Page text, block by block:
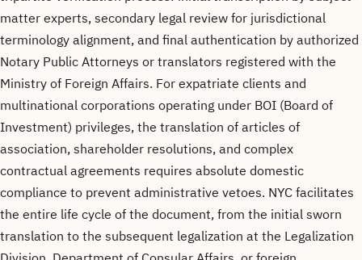
matter experts, secondary legal review for jurisdictional
terminology alignment, and final authentication by authorized
Notary Public Attorneys or translators registered with the
Ministry of Foreign Affairs. For expatriate clients and
multinational corporations operating under BOI (Board of
Investment) privileges, the translation of articles of
association, shareholder resolutions, and complex
contractual agreements requires absolute domestic
compliance to prevent administrative vetoes. NYC facilitates
the entire life cycle of the document, from the initial sworn
translation to the subsequent legalization at the Legalization